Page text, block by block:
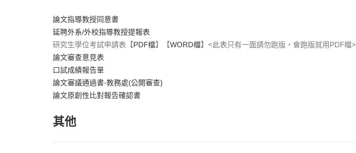
論文指導教授同意書
延聘外系/外校指導教授提報表
研究生學位考試申請表【PDF檔】【WORD檔】<此表只有一面請勿跑版，會跑版就用PDF檔>
論文審查意見表
口試成績報告單
論文審議通過書-教務處(公開審查)
論文原創性比對報告確認書
其他